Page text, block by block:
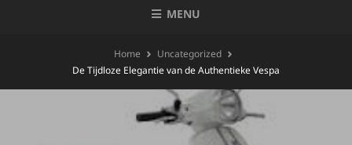
MENU
Home
Uncategorized
De Tijdloze Elegantie van de Authentieke Vespa